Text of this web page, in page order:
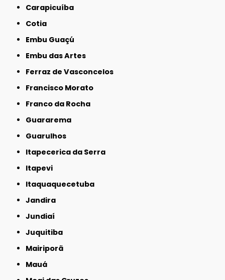
Carapicuíba
Cotia
Embu Guaçú
Embu das Artes
Ferraz de Vasconcelos
Francisco Morato
Franco da Rocha
Guararema
Guarulhos
Itapecerica da Serra
Itapevi
Itaquaquecetuba
Jandira
Jundiaí
Juquitiba
Mairiporã
Mauá